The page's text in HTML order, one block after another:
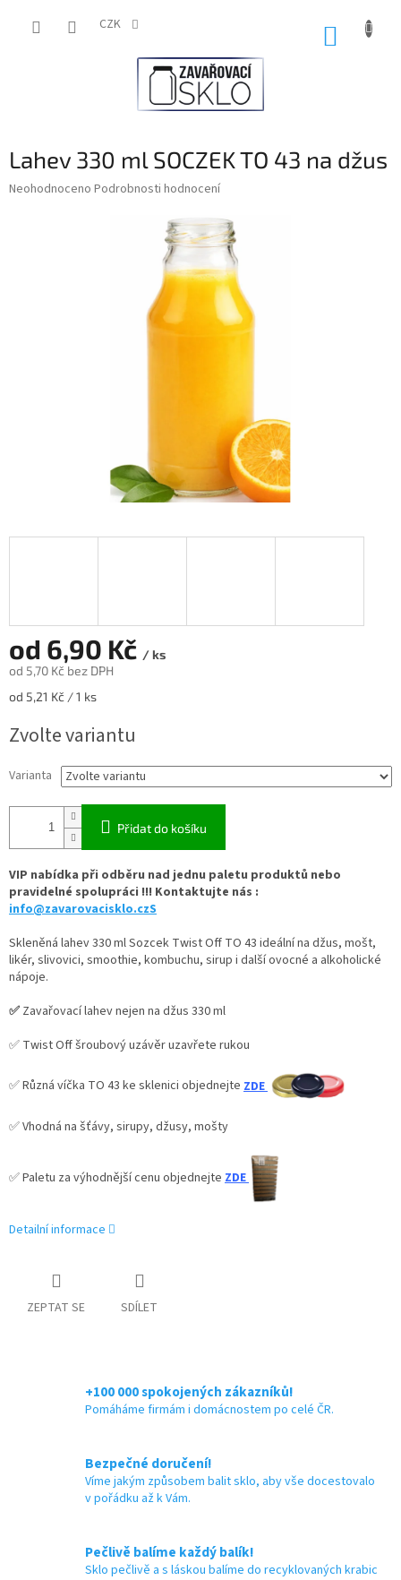
CZK
Lahev 330 ml SOCZEK TO 43 na džus
Průměrné
Neohodnoceno Podrobnosti hodnocení
od 6,90 Kč / ks
od 5,70 Kč bez DPH
Měrná
od 5,21 Kč / 1 ks
Zvolte variantu
Varianta
Přidat do košíku
VIP nabídka při odběru nad jednu paletu produktů nebo
pravidelné spolupráci !!! Kontaktujte nás :
info@zavarovacisklo.czS
Skleněná lahev 330 ml Sozcek Twist Off TO 43 ideální na džus, mošt,
likér, slivovici, smoothie, kombuchu, sirup i další ovocné a alkoholické
nápoje.
✅ Zavařovací lahev nejen na džus 330 ml
✅ Twist Off šroubový uzávěr uzavřete rukou
✅ Různá víčka TO 43 ke sklenici objednejte ZDE
✅ Vhodná na šťávy, sirupy, džusy, mošty
✅Paletu za výhodnější cenu objednejte ZDE
Detailní informace
ZEPTAT SE SDÍLET
+100 000 spokojených zákazníků!
Pomáháme firmám i domácnostem po celé ČR.
Bezpečné doručení!
Víme jakým způsobem balit sklo, aby vše docestovalo
v pořádku až k Vám.
Pečlivě balíme každý balík!
Sklo pečlivě a s láskou balíme do recyklovaných krabic